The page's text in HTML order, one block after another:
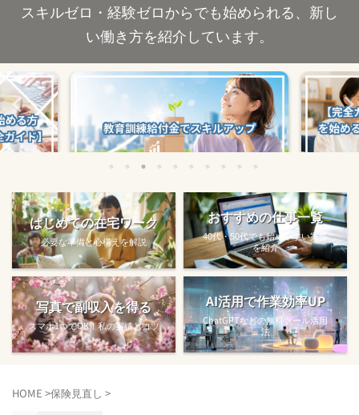
スキルゼロ・経験ゼロからでも始められる、新し
い働き方を紹介しています。
る方法
教育訓練給付金で賢くスキルアップする
方法【主婦でも使え...
【完全ガ
はじめての在宅ワーク
必要な準備と心構えを解説
おすすめの仕事一覧
40代・50代でも始めやすい案件
を紹介
写真で副収入を得る
スマホ1つでOK！私の実績とコツ
AI活用で作業効率UP
ChatGPTなどの無料ツール活用
法
HOME >保険見直し >